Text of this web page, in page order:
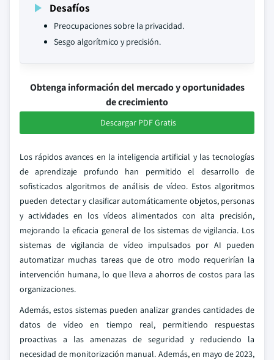
Desafíos
Preocupaciones sobre la privacidad.
Sesgo algorítmico y precisión.
Obtenga información del mercado y oportunidades
de crecimiento
Descargar PDF Gratis
Los rápidos avances en la inteligencia artificial y las tecnologías
de aprendizaje profundo han permitido el desarrollo de
sofisticados algoritmos de análisis de vídeo. Estos algoritmos
pueden detectar y clasificar automáticamente objetos, personas
y actividades en los vídeos alimentados con alta precisión,
mejorando la eficacia general de los sistemas de vigilancia. Los
sistemas de vigilancia de vídeo impulsados por AI pueden
automatizar muchas tareas que de otro modo requerirían la
intervención humana, lo que lleva a ahorros de costos para las
organizaciones.
Además, estos sistemas pueden analizar grandes cantidades de
datos de vídeo en tiempo real, permitiendo respuestas
proactivas a las amenazas de seguridad y reduciendo la
necesidad de monitorización manual. Además, en mayo de 2023,